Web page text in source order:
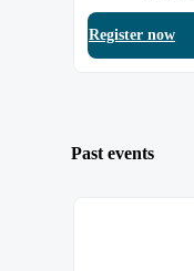
Register now
Past events